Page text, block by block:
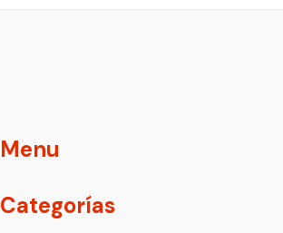
Menu
Categorías